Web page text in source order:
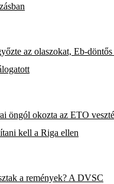
az olaszokat, Eb-döntős
öngól okozta az ETO
kell a Riga ellen
a remények? A DVSC